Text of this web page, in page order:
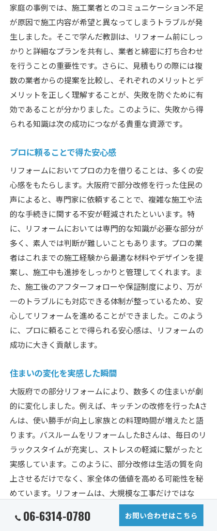
家庭の事例では、施工業者とのコミュニケーション不足
が原因で施工内容が希望と異なってしまうトラブルが発
生しました。そこで学んだ教訓は、リフォーム前にしっ
かりと詳細なプランを共有し、業者と綿密に打ち合わせ
を行うことの重要性です。さらに、見積もりの際には複
数の業者からの提案を比較し、それぞれのメリットとデ
メリットを正しく理解することが、失敗を防ぐために有
効であることが分かりました。このように、失敗から得
られる知識は次の成功につながる貴重な資源です。
プロに頼ることで得た安心感
リフォームにおいてプロの力を借りることは、多くの安
心感をもたらします。大阪府で部分改修を行った住民の
声によると、専門家に依頼することで、複雑な施工や法
的な手続きに関する不安が軽減されたといいます。特
に、リフォームにおいては専門的な知識が必要な部分が
多く、素人では判断が難しいこともあります。プロの業
者はこれまでの施工経験から最適な材料やデザインを提
案し、施工中も進捗をしっかりと管理してくれます。ま
た、施工後のアフターフォローや保証制度により、万が
一のトラブルにも対応できる体制が整っているため、安
心してリフォームを進めることができました。このよう
に、プロに頼ることで得られる安心感は、リフォームの
成功に大きく貢献します。
住まいの変化を実感した瞬間
大阪府での部分リフォームにより、数多くの住まいが劇
的に変化しました。例えば、キッチンの改修を行ったAさ
んは、使い勝手が向上し家族との料理時間が増えたと語
ります。バスルームをリフォームしたBさんは、毎日のリ
ラックスタイムが充実し、ストレスの軽減に繋がったと
実感しています。このように、部分改修は生活の質を向
上させるだけでなく、家全体の価値を高める可能性を秘
めています。リフォームは、大規模な工事だけではな
く、小さな変化によっても大きな満足を得られることを
示しています。
06-6314-0780 お問い合わせはこちら